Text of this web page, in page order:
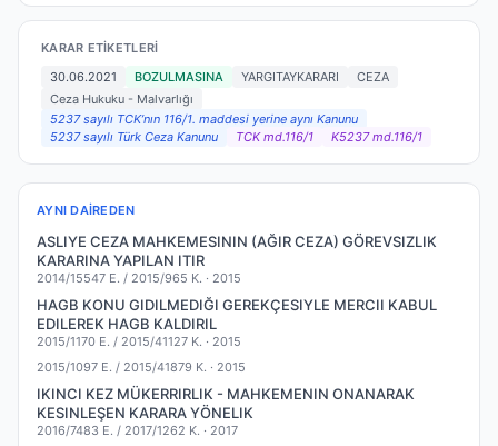
KARAR ETIKETLERI
30.06.2021
BOZULMASINA YARGITAYKARARI
CEZA
Ceza Hukuku - Malvarlığı
5237 sayılı TCK’nın 116/1. maddesi yerine aynı Kanunu
5237 sayılı Türk Ceza Kanunu
TCK md.116/1 K5237 md.116/1
AYNI DAIREDEN
ASLIYE CEZA MAHKEMESININ (AĞIR CEZA) GÖREVSIZLIK
KARARINA YAPILAN ITIR
2014/15547 E. / 2015/965 K. · 2015
HAGB KONU GIDILMEDIĞI GEREKÇESIYLE MERCII KABUL
EDILEREK HAGB KALDIRIL
2015/1170 E. / 2015/41127 K. · 2015
2015/1097 E. / 2015/41879 K. · 2015
IKINCI KEZ MÜKERRIRLIK - MAHKEMENIN ONANARAK
KESINLEŞEN KARARA YÖNELIK
2016/7483 E. / 2017/1262 K. · 2017